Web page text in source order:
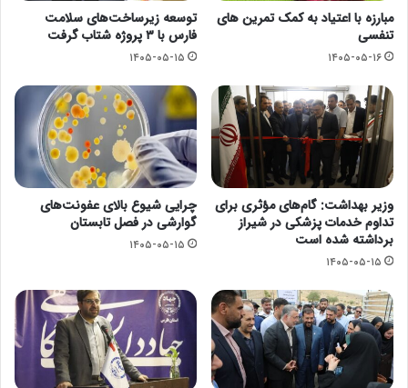
مبارزه با اعتیاد به کمک تمرین های
تنفسی
۱۴۰۵-۰۵-۱۶
توسعه زیرساخت‌های سلامت
فارس با ۳ پروژه شتاب گرفت
۱۴۰۵-۰۵-۱۵
وزیر بهداشت: گام‌های مؤثری برای
تداوم خدمات پزشکی در شیراز
برداشته شده است
۱۴۰۵-۰۵-۱۵
چرایی شیوع بالای عفونت‌های
گوارشی در فصل تابستان
۱۴۰۵-۰۵-۱۵